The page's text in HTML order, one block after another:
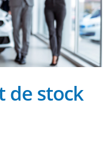
de stock